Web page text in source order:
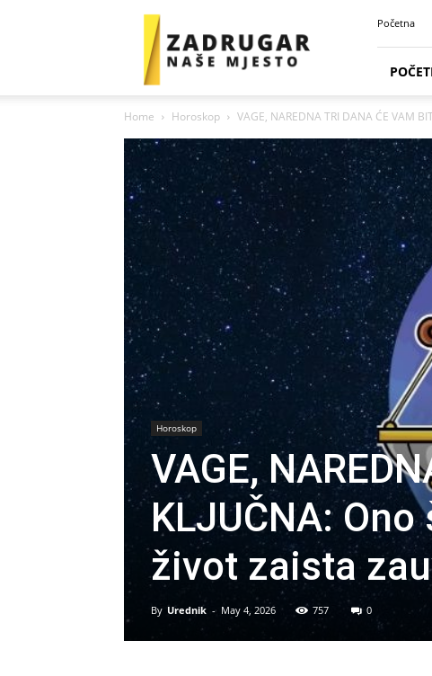
Zadrugar
Početna
Home Horoskop VAGE, NAREDNA TRI DANA ĆE VAM
Horoskop
VAGE,
KLJUČNA:
život zaista
By Urednik - May 4, 2026 757 0